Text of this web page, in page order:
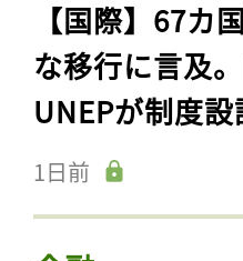
【国際】67カ
な移行に言及
UNEPが制度
1日前